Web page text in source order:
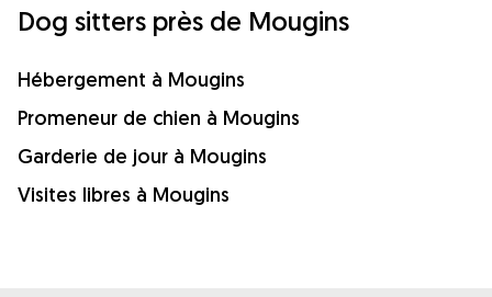
Dog sitters près de Mougins
Hébergement à Mougins
Promeneur de chien à Mougins
Garderie de jour à Mougins
Visites libres à Mougins